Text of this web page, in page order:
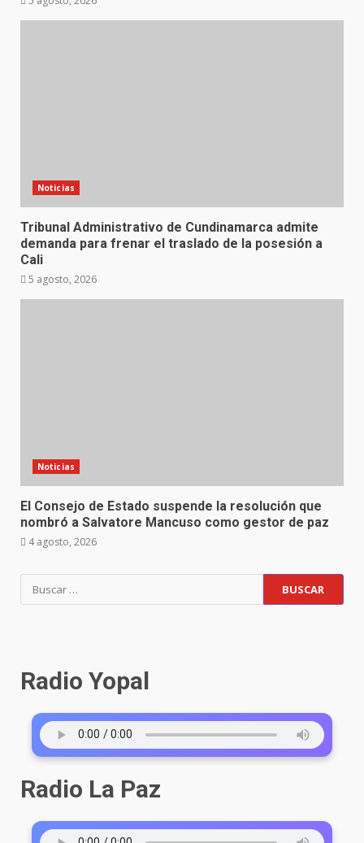
Noticias
Tribunal Administrativo de Cundinamarca admite
demanda para frenar el traslado de la posesión a
Cali
5 agosto, 2026
Noticias
El Consejo de Estado suspende la resolución que
nombró a Salvatore Mancuso como gestor de paz
4 agosto, 2026
Radio Yopal
Radio La Paz